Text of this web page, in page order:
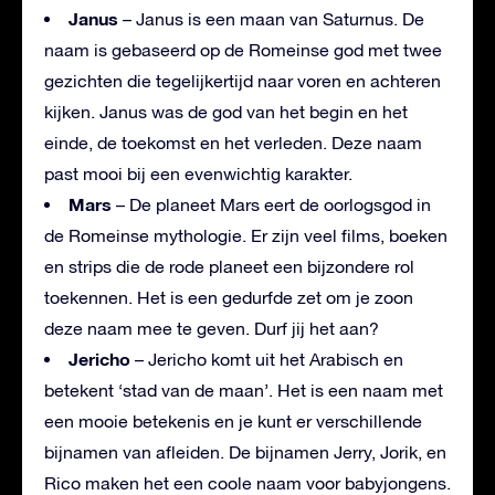
Janus – Janus is een maan van Saturnus. De
naam is gebaseerd op de Romeinse god met twee
gezichten die tegelijkertijd naar voren en achteren
kijken. Janus was de god van het begin en het
einde, de toekomst en het verleden. Deze naam
past mooi bij een evenwichtig karakter.
Mars – De planeet Mars eert de oorlogsgod in
de Romeinse mythologie. Er zijn veel films, boeken
en strips die de rode planeet een bijzondere rol
toekennen. Het is een gedurfde zet om je zoon
deze naam mee te geven. Durf jij het aan?
Jericho – Jericho komt uit het Arabisch en
betekent ‘stad van de maan’. Het is een naam met
een mooie betekenis en je kunt er verschillende
bijnamen van afleiden. De bijnamen Jerry, Jorik, en
Rico maken het een coole naam voor babyjongens.